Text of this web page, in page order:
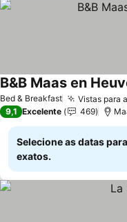
Bed & Breakfast Vistas para
B&B Maas en
9,1 Excelente 469
Selecione as datas
exatos.